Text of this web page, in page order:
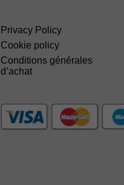
Privacy Policy
Cookie policy
Conditions générales
d’achat